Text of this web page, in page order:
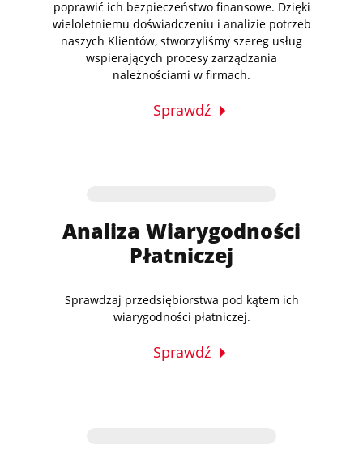
poprawić ich bezpieczeństwo finansowe. Dzięki
wieloletniemu doświadczeniu i analizie potrzeb
naszych Klientów, stworzyliśmy szereg usług
wspierających procesy zarządzania
należnościami w firmach.
Sprawdź
Analiza Wiarygodności
Płatniczej
Sprawdzaj przedsiębiorstwa pod kątem ich
wiarygodności płatniczej.
Sprawdź